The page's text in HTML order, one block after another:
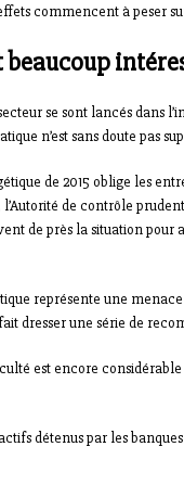
commencent à peser
se sont lancés dans
n’est sans doute pas
de 2015 oblige les
de contrôle
de près la situation pour
représente une
dresser une série de
est encore
détenus par les banques